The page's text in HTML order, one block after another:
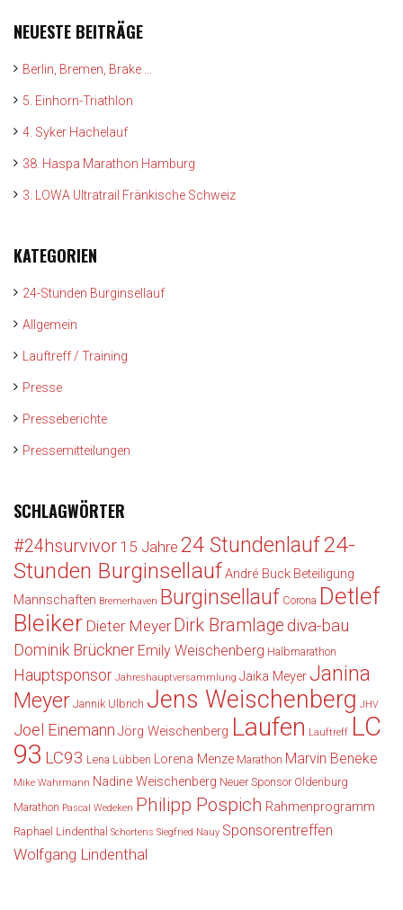
NEUESTE BEITRÄGE
Berlin, Bremen, Brake …
5. Einhorn-Triathlon
4. Syker Hachelauf
38. Haspa Marathon Hamburg
3. LOWA Ultratrail Fränkische Schweiz
KATEGORIEN
24-Stunden Burginsellauf
Allgemein
Lauftreff / Training
Presse
Presseberichte
Pressemitteilungen
SCHLAGWÖRTER
#24hsurvivor 15 Jahre 24 Stundenlauf24-
Stunden BurginsellaufAndré Buck Beteiligung
Mannschaften Bremerhaven Burginsellauf Corona Detlef
Bleiker Dieter Meyer Dirk Bramlagediva-bau
Dominik Brückner Emily Weischenberg Halbmarathon
Hauptsponsor Jahreshauptversammlung Jaika MeyerJanina
Meyer Jannik Ulbrich Jens Weischenberg JHV
Joel Einemann Jörg Weischenberg Laufen Lauftreff LC
93 LC93 Lena Lübben Lorena Menze Marathon Marvin Beneke
Mike Wahrmann Nadine Weischenberg Neuer Sponsor Oldenburg
Marathon Pascal Wedeken Philipp Pospich Rahmenprogramm
Raphael Lindenthal Schortens Siegfried Nauy Sponsorentreffen
Wolfgang Lindenthal